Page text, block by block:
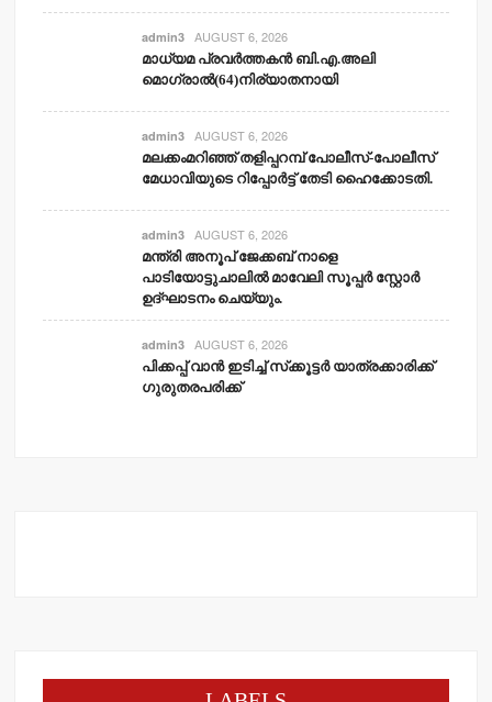
admin3 AUGUST 6, 2026
മാധ്യമ പ്രവര്‍ത്തകന്‍ ബി.എ.അലി
മൊഗ്രാല്‍(64)നിര്യാതനായി
admin3 AUGUST 6, 2026
മലക്കംമറിഞ്ഞ് തളിപ്പറമ്പ് പോലീസ്-പോലീസ്
മേധാവിയുടെ റിപ്പോര്‍ട്ട് തേടി ഹൈക്കോടതി.
admin3 AUGUST 6, 2026
മന്ത്രി അനൂപ് ജേക്കബ് നാളെ
പാടിയോട്ടുചാലില്‍ മാവേലി സൂപ്പര്‍ സ്റ്റോര്‍
ഉദ്ഘാടനം ചെയ്യും.
admin3 AUGUST 6, 2026
പിക്കപ്പ് വാന്‍ ഇടിച്ച് സ്‌ക്കൂട്ടര്‍ യാത്രക്കാരിക്ക്
ഗുരുതരപരിക്ക്